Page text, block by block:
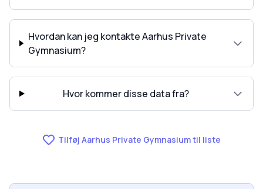
Hvordan kan jeg kontakte Aarhus Private
Gymnasium?
Hvor kommer disse data fra?
Tilføj Aarhus Private Gymnasium til liste